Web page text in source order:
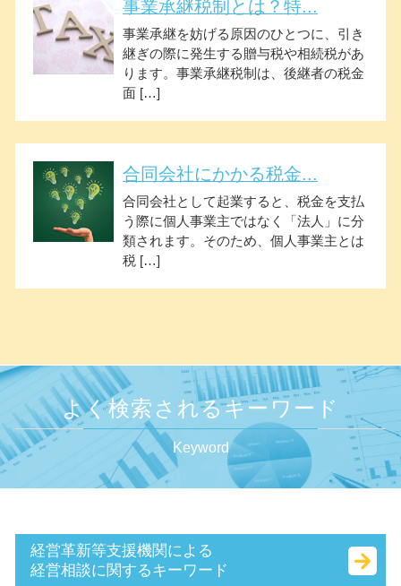
事業承継税制とは？特...
事業承継を妨げる原因のひとつに、引き
継ぎの際に発生する贈与税や相続税があ
ります。事業承継税制は、後継者の税金
面 […]
合同会社にかかる税金...
合同会社として起業すると、税金を支払
う際に個人事業主ではなく「法人」に分
類されます。そのため、個人事業主とは
税 […]
よく検索されるキーワード
Keyword
経営革新等支援機関による
経営相談に関するキーワード